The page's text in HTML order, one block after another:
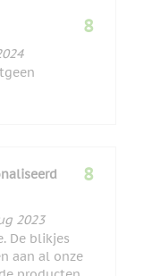
8
2023
2023
8
De blikjes
aan al onze